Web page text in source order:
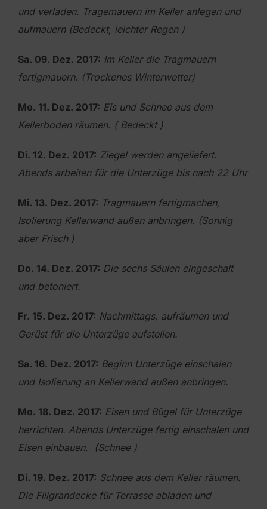
und verladen. Tragemauern im Keller anlegen und
aufmauern (Bedeckt, leichter Regen )
Sa. 09. Dez. 2017: Im Keller die Tragmauern
fertigmauern. (Trockenes Winterwetter)
Mo. 11. Dez. 2017: Eis und Schnee aus dem
Kellerboden räumen. ( Bedeckt )
Di. 12. Dez. 2017: Ziegel werden angeliefert.
Abends arbeiten für die Unterzüge bis nach 22 Uhr
Mi. 13. Dez. 2017: Tragmauern fertigmachen,
Isolierung Kellerwand außen anbringen. (Sonnig
aber Frisch )
Do. 14. Dez. 2017: Die sechs Säulen eingeschalt
und betoniert.
Fr. 15. Dez. 2017: Nachmittags, aufräumen und
Gerüst für die Unterzüge aufstellen.
Sa. 16. Dez. 2017: Beginn Unterzüge einschalen
und Isolierung an Kellerwand außen anbringen.
Mo. 18. Dez. 2017: Eisen und Bügel für Unterzüge
herrichten. Abends Unterzüge fertig einschalen und
Eisen einbauen. (Schnee )
Di. 19. Dez. 2017: Schnee aus dem Keller räumen.
Die Filigrandecke für Terrasse abladen und